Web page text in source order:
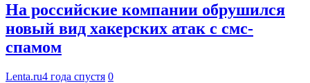
На российские компании обрушился
новый вид хакерских атак с смс-
спамом
Lenta.ru4 года спустя 0